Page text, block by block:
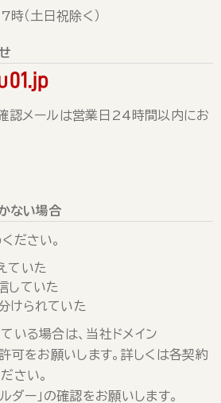
（土日祝除く）
認メールは営業日24時間以内にお
ない場合
ださい。
ていた
していた
けられていた
いる場合は、当社ドメイン
可をお願いします。詳しくは各契約
さい。
ダー」の確認をお願いします。